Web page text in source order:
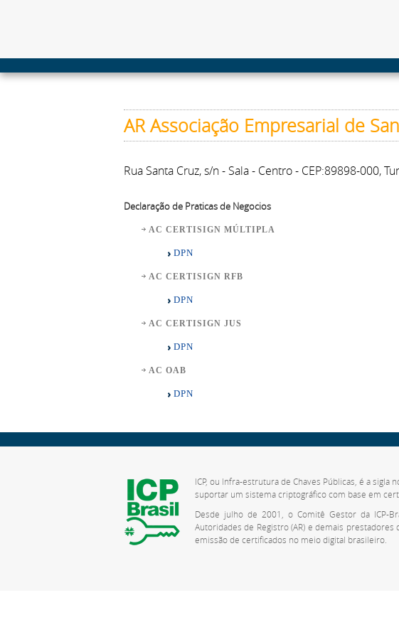
AR Associação Empresarial de
Rua Santa Cruz, s/n - Sala - Centro - CEP:89898-000,
Declaração de Praticas de Negocios
AC CERTISIGN MÚLTIPLA
DPN
AC CERTISIGN RFB
DPN
AC CERTISIGN JUS
DPN
AC OAB
DPN
ICP, ou Infra-estrutura de Chaves Públicas, é a
suportar um sistema criptográfico com base em
Desde julho de 2001, o Comitê Gestor da ICP-
Autoridades de Registro (AR) e demais
emissão de certificados no meio digital brasileiro.